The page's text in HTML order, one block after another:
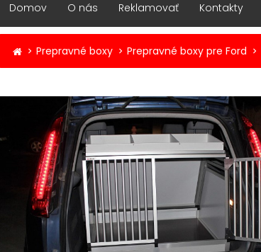
Domov O nás Reklamovať Kontakty
Prepravné boxy Prepravné boxy pre Ford